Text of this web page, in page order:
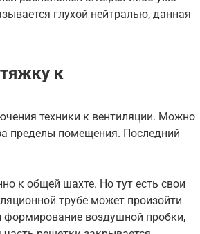
глухой нейтралью, данная
к
техники к вентиляции. Можно
пределы помещения. Последний
к общей шахте. Но тут есть свои
трубе может произойти
формирование воздушной пробки,